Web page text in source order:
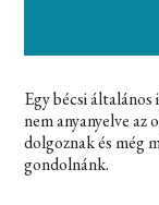
Egy bécsi
nem anyanyelve
dolgoznak és még
gondolnánk.